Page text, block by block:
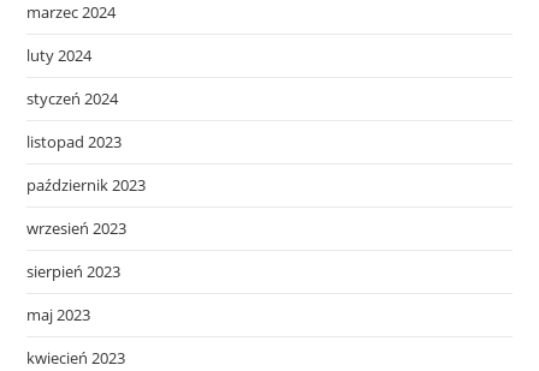
marzec 2024
luty 2024
styczeń 2024
listopad 2023
październik 2023
wrzesień 2023
sierpień 2023
maj 2023
kwiecień 2023